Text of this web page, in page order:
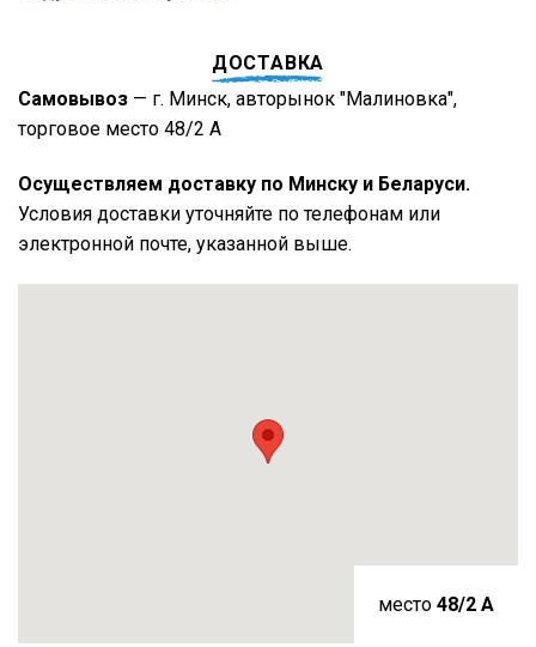
ДОСТАВКА
Самовывоз — г. Минск, авторынок "Малиновка",
торговое место 48/2 А
Осуществляем доставку по Минску и Беларуси.
Условия доставки уточняйте по телефонам или
электронной почте, указанной выше.
место 48/2 A